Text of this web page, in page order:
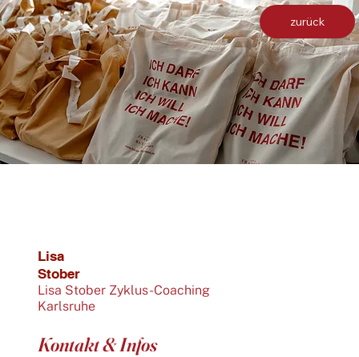
zurück
Lisa
Stober
Lisa Stober Zyklus-Coaching
Karlsruhe
Kontakt & Infos